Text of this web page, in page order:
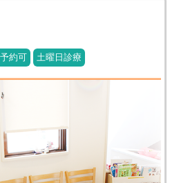
約可 土曜日診療